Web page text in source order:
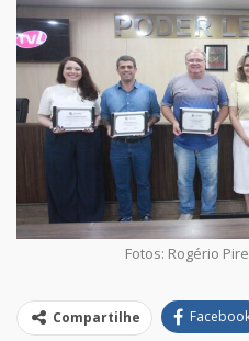
Fotos: Rogério
Compartilhe